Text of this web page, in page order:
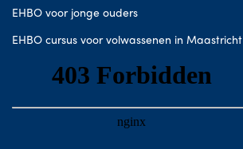
EHBO voor jonge ouders
EHBO cursus voor volwassenen in Maastricht